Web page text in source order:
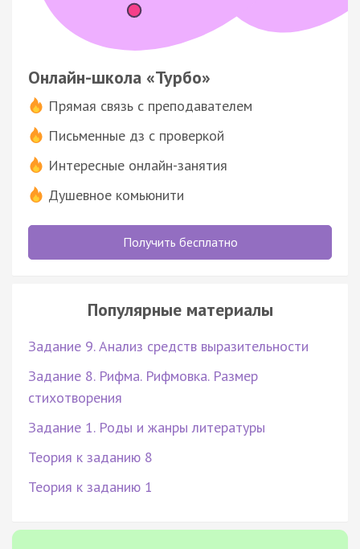
Онлайн-школа «Турбо»
Прямая связь с преподавателем
Письменные дз с проверкой
Интересные онлайн-занятия
Душевное комьюнити
Получить бесплатно
Популярные материалы
Задание 9. Анализ средств выразительности
Задание 8. Рифма. Рифмовка. Размер
стихотворения
Задание 1. Роды и жанры литературы
Теория к заданию 8
Теория к заданию 1